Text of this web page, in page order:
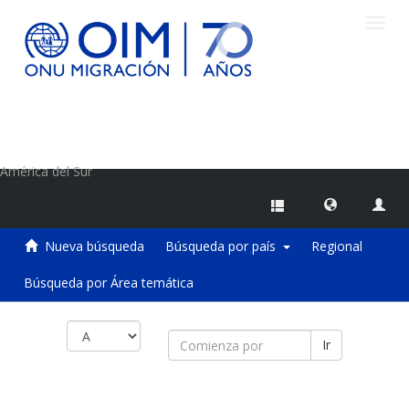
América del Sur
Nueva búsqueda Búsqueda por país Regional
Búsqueda por Área temática
Ir